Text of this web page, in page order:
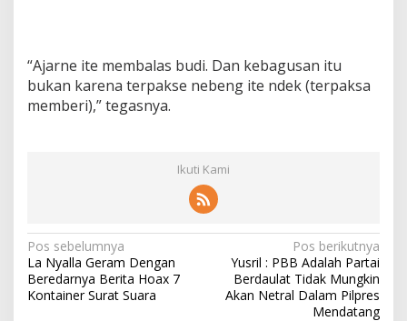
“Ajarne ite membalas budi. Dan kebagusan itu
bukan karena terpakse nebeng ite ndek (terpaksa
memberi),” tegasnya.
Ikuti Kami
N
a
v
Pos sebelumnya
La Nyalla Geram Dengan
Beredarnya Berita Hoax 7
Kontainer Surat Suara
Pos berikutnya
Yusril : PBB Adalah Partai
Berdaulat Tidak Mungkin
Akan Netral Dalam Pilpres
Mendatang